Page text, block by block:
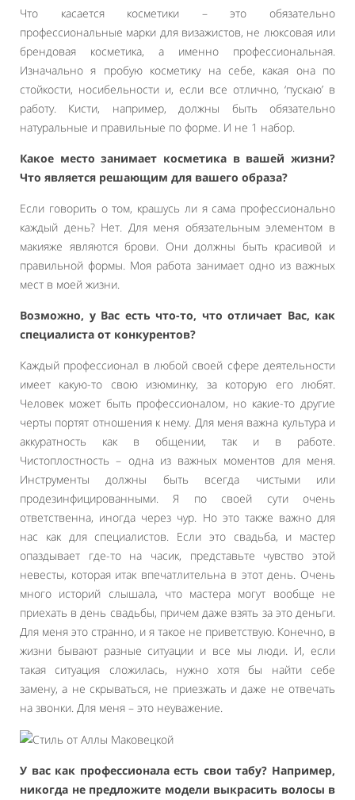
Что касается косметики – это обязательно
профессиональные марки для визажистов, не люксовая или
брендовая косметика, а именно профессиональная.
Изначально я пробую косметику на себе, какая она по
стойкости, носибельности и, если все отлично, ‘пускаю’ в
работу. Кисти, например, должны быть обязательно
натуральные и правильные по форме. И не 1 набор.
Какое место занимает косметика в вашей жизни?
Что является решающим для вашего образа?
Если говорить о том, крашусь ли я сама профессионально
каждый день? Нет. Для меня обязательным элементом в
макияже являются брови. Они должны быть красивой и
правильной формы. Моя работа занимает одно из важных
мест в моей жизни.
Возможно, у Вас есть что-то, что отличает Вас, как
специалиста от конкурентов?
Каждый профессионал в любой своей сфере деятельности
имеет какую-то свою изюминку, за которую его любят.
Человек может быть профессионалом, но какие-то другие
черты портят отношения к нему. Для меня важна культура и
аккуратность как в общении, так и в работе.
Чистоплостность – одна из важных моментов для меня.
Инструменты должны быть всегда чистыми или
продезинфицированными. Я по своей сути очень
ответственна, иногда через чур. Но это также важно для
нас как для специалистов. Если это свадьба, и мастер
опаздывает где-то на часик, представьте чувство этой
невесты, которая итак впечатлительна в этот день. Очень
много историй слышала, что мастера могут вообще не
приехать в день свадьбы, причем даже взять за это деньги.
Для меня это странно, и я такое не приветствую. Конечно, в
жизни бывают разные ситуации и все мы люди. И, если
такая ситуация сложилась, нужно хотя бы найти себе
замену, а не скрываться, не приезжать и даже не отвечать
на звонки. Для меня – это неуважение.
У вас как профессионала есть свои табу? Например,
никогда не предложите модели выкрасить волосы в